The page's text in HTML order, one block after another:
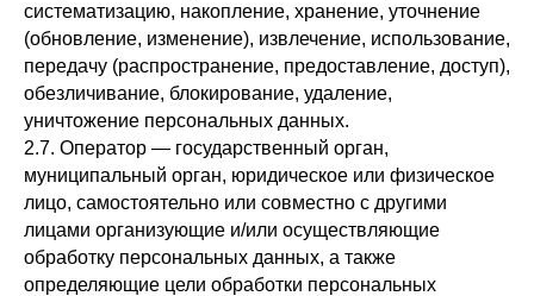
систематизацию, накопление, хранение, уточнение
(обновление, изменение), извлечение, использование,
передачу (распространение, предоставление, доступ),
обезличивание, блокирование, удаление,
уничтожение персональных данных.
2.7. Оператор — государственный орган,
муниципальный орган, юридическое или физическое
лицо, самостоятельно или совместно с другими
лицами организующие и/или осуществляющие
обработку персональных данных, а также
определяющие цели обработки персональных